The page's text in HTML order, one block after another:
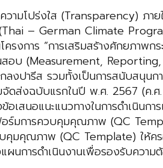
วามโปร่งใส (Transparency)
– German Climate
ครงการ “การเสริมสร้างศักยภา
อบ (Measurement,
ลงปารีส รวมทั้งเป็นการสนับสนุ
จัดส่งฉบับแรกในปี พ.ศ. 2567 (ค
เสนอแนะแนวทางในการดำเนิน
การควบคุมคุณภาพ (QC
มคุณภาพ (QC Template) ให้ค
นการดำเนินงานเพื่อรองรับความ